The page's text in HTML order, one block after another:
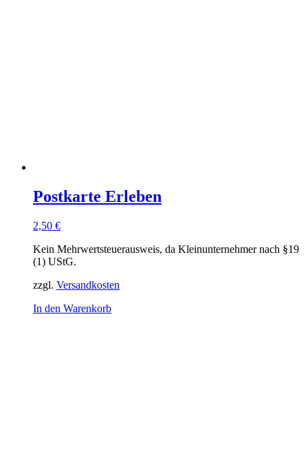
Postkarte Erleben
2,50 €
Kein Mehrwertsteuerausweis, da Kleinunternehmer nach §19
(1) UStG.
zzgl. Versandkosten
In den Warenkorb